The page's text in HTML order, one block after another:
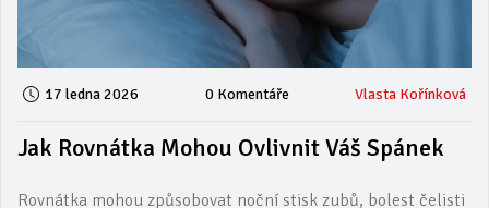
17 ledna 2026 0 Komentáře Vlasta Kořínková
Jak Rovnátka Mohou Ovlivnit Váš Spánek
Rovnátka mohou způsobovat noční stisk zubů, bolest čelisti